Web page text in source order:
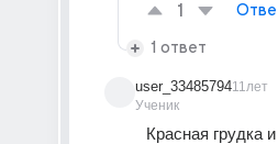
1
1 ответ
user_33485794
Ученик
11лет
Красная грудка